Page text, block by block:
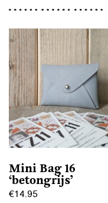
Mini Bag 16
‘betongrijs’
€14.95